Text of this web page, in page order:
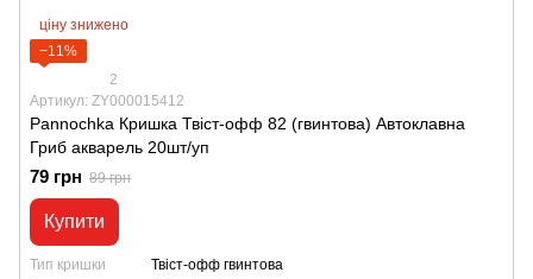
ціну знижено
−11%
2
Артикул: ZY000015412
Pannochka Кришка Твіст-офф 82 (гвинтова) Автоклавна
Гриб акварель 20шт/уп
79 грн 89 грн
Купити
Тип кришки
Твіст-офф гвинтова